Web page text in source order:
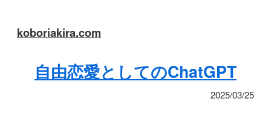
koboriakira.com
自由恋愛としてのChatGPT
2025/03/25